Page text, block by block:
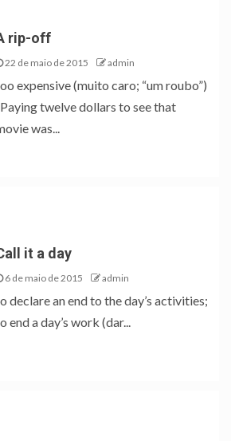
rip-off
22 de maio de 2015 admin
expensive (muito caro; “um roubo”)
twelve dollars to see that
was...
it a day
6 de maio de 2015 admin
declare an end to the day’s activities;
end a day’s work (dar...